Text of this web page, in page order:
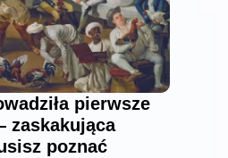
pierwsze
zaskakująca
poznać